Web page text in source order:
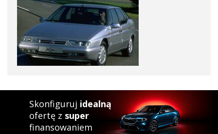
Skonfiguruj idealną
ofertę z super
finansowaniem